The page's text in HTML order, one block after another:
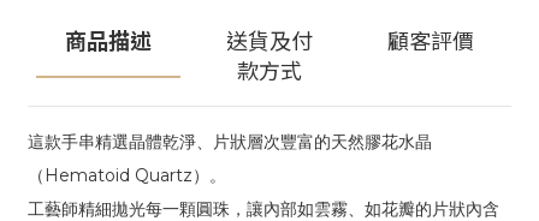
商品描述
送貨及付
款方式
顧客評價
這款手串精選晶體乾淨、片狀層次豐富的天然膠花水晶
（Hematoid Quartz）。
工藝師精細拋光每一顆圓珠，讓內部如雲霧、如花瓣的片狀內含